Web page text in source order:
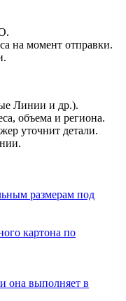
на момент отправки.
Линии и др.).
объема и региона.
уточнит детали.
размерам под
картона по